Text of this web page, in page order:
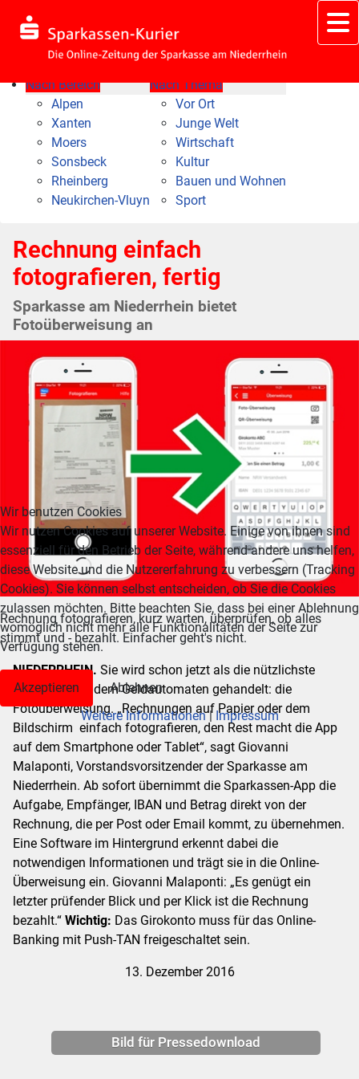
Nach Bereich
Alpen
Xanten
Moers
Sonsbeck
Rheinberg
Neukirchen-Vluyn
Nach Thema
Vor Ort
Junge Welt
Wirtschaft
Kultur
Bauen und Wohnen
Sport
Rechnung einfach
fotografieren, fertig
Sparkasse am Niederrhein bietet
Fotoüberweisung an
Rechnung fotografieren, kurz warten, überprüfen, ob alles
stimmt und - bezahlt. Einfacher geht's nicht.
NIEDERRHEIN. Sie wird schon jetzt als die nützlichste
Erfindung seit dem Geldautomaten gehandelt: die
Fotoüberweisung. „Rechnungen auf Papier oder dem
Bildschirm einfach fotografieren, den Rest macht die App
auf dem Smartphone oder Tablet“, sagt Giovanni
Malaponti, Vorstandsvorsitzender der Sparkasse am
Niederrhein. Ab sofort übernimmt die Sparkassen-App die
Aufgabe, Empfänger, IBAN und Betrag direkt von der
Rechnung, die per Post oder Email kommt, zu übernehmen.
Eine Software im Hintergrund erkennt dabei die
notwendigen Informationen und trägt sie in die Online-
Überweisung ein. Giovanni Malaponti: „Es genügt ein
letzter prüfender Blick und per Klick ist die Rechnung
bezahlt.“ Wichtig: Das Girokonto muss für das Online-
Banking mit Push-TAN freigeschaltet sein.
13. Dezember 2016
Bild für Pressedownload
Wir benutzen Cookies
Wir nutzen Cookies auf unserer Website. Einige von ihnen sind
essenziell für den Betrieb der Seite, während andere uns helfen,
diese Website und die Nutzererfahrung zu verbessern (Tracking
Cookies). Sie können selbst entscheiden, ob Sie die Cookies
zulassen möchten. Bitte beachten Sie, dass bei einer Ablehnung
womöglich nicht mehr alle Funktionalitäten der Seite zur
Verfügung stehen.
Akzeptieren
Ablehnen
Weitere Informationen| Impressum